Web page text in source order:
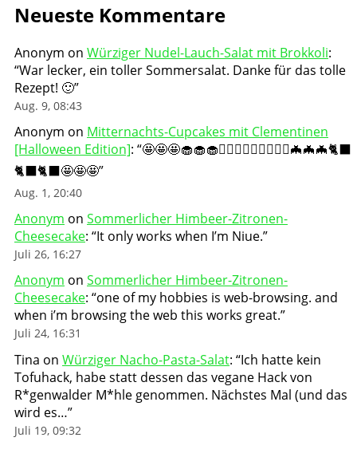
Neueste Kommentare
Anonym on Würziger Nudel-Lauch-Salat mit Brokkoli:
“War lecker, ein toller Sommersalat. Danke für das tolle
Rezept! 🙂”
Aug. 9, 08:43
Anonym on Mitternachts-Cupcakes mit Clementinen
[Halloween Edition]: “🤩🤩🤩🧁🧁🧁🧛🏻‍♀️🧛🏻‍♀️🧛🏻‍♀️🦇🦇🦇🐈‍⬛
🐈‍⬛🐈‍⬛🤩🤩🤩”
Aug. 1, 20:40
Anonym on Sommerlicher Himbeer-Zitronen-
Cheesecake: “It only works when I’m Niue.”
Juli 26, 16:27
Anonym on Sommerlicher Himbeer-Zitronen-
Cheesecake: “one of my hobbies is web-browsing. and
when i’m browsing the web this works great.”
Juli 24, 16:31
Tina on Würziger Nacho-Pasta-Salat: “Ich hatte kein
Tofuhack, habe statt dessen das vegane Hack von
R*genwalder M*hle genommen. Nächstes Mal (und das
wird es…”
Juli 19, 09:32